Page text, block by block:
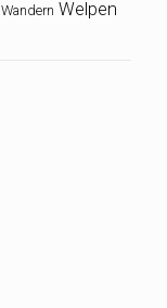
Wandern Welpen